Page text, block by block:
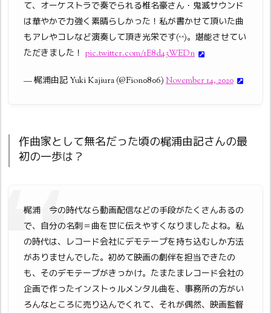
て、オーケストラで奏でられる椎名豪さん・鬼滅サウンド
は華やかで力強く素晴らしかった！私が書かせて頂いた曲
もアレやコレなど演奏して頂き光栄です(^^)。堪能させてい
ただきました！ pic.twitter.com/1E8d43WEDn
— 梶浦由記 Yuki Kajiura (@Fion0806) November 14, 2020
作曲家として無名だった頃の梶浦由記さんの最
初の一歩は？
梶浦 今の時代なら動画配信などの手段がたくさんあるの
で、自分の名刺＝曲を世に伝えやすくなりましたよね。私
の時代は、レコード会社にデモテープを持ち込むしか方法
がありませんでした。初めて映画の劇伴を担当できたの
も、そのデモテープがきっかけ。たまたまレコード会社の
企画で作ったインストゥルメンタル曲を、事務所の方がい
ろんなところに売り込んでくれて、それが偶然、映画監督